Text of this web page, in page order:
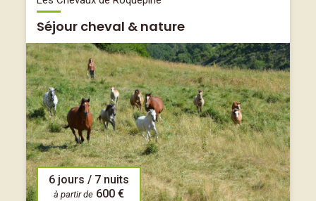
Séjour cheval & nature
6 jours / 7 nuits
à partir de 600 €